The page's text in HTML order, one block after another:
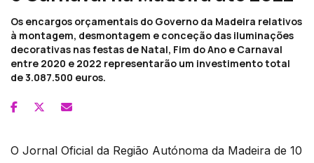
Os encargos orçamentais do Governo da Madeira relativos
à montagem, desmontagem e conceção das iluminações
decorativas nas festas de Natal, Fim do Ano e Carnaval
entre 2020 e 2022 representarão um investimento total
de 3.087.500 euros.
O Jornal Oficial da Região Autónoma da Madeira de 10